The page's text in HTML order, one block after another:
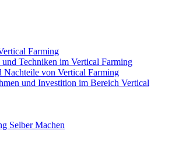
Farming
und Techniken im Vertical Farming
Nachteile von Vertical Farming
und Investition im Bereich Vertical
Selber Machen